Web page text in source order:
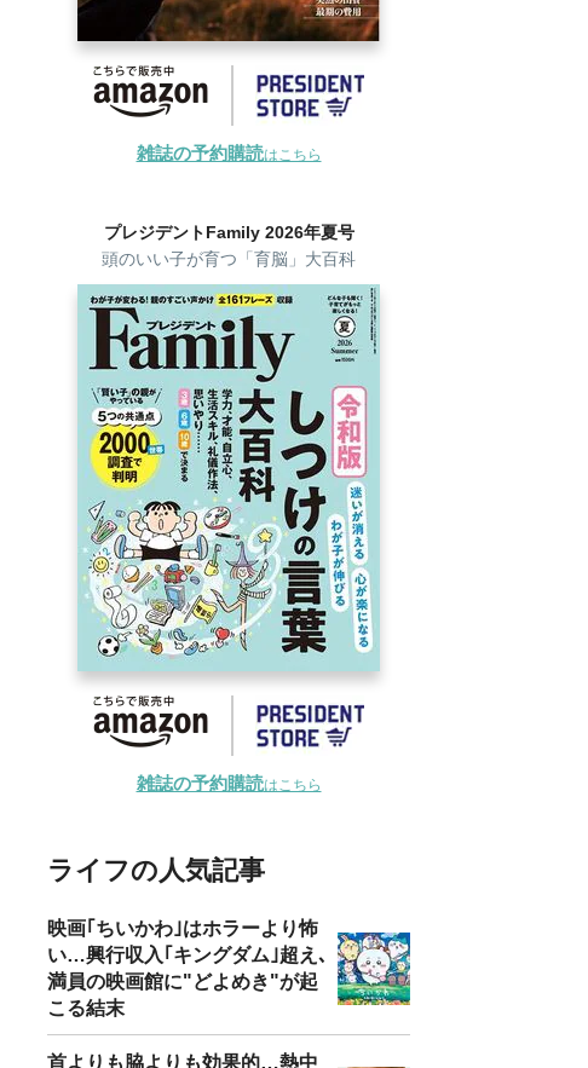
雑誌の予約購読はこちら
プレジデントFamily 2026年夏号
頭のいい子が育つ「育脳」大百科
雑誌の予約購読はこちら
ライフの人気記事
映画｢ちいかわ｣はホラーより怖
い…興行収入｢キングダム｣超え､
満員の映画館に"どよめき"が起
こる結末
首よりも脇よりも効果的…熱中